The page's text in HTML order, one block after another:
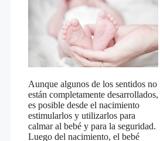
Aunque algunos de los sentidos no
están completamente desarrollados,
es posible desde el nacimiento
estimularlos y utilizarlos para
calmar al bebé y para la seguridad.
Luego del nacimiento, el bebé